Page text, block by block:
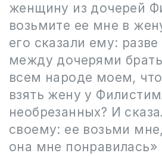
женщину из дочерей
возьмите ее мне в
его сказали ему:
между дочерями
всем народе моем,
взять жену у
необрезанных? И
своему: ее возьми
она мне понравилась»